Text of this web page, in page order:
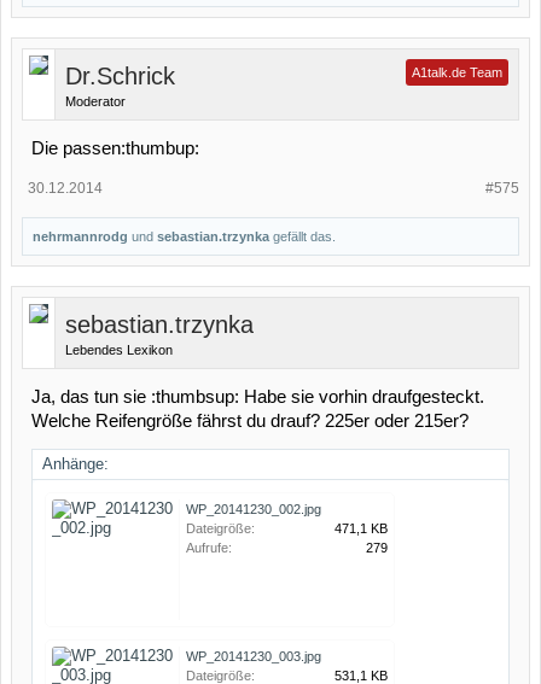
Dr.Schrick
Moderator
A1talk.de Team
Die passen:thumbup:
#575
30.12.2014
nehrmannrodg und sebastian.trzynka gefällt das.
sebastian.trzynka
Lebendes Lexikon
Ja, das tun sie :thumbsup: Habe sie vorhin draufgesteckt.
Welche Reifengröße fährst du drauf? 225er oder 215er?
Anhänge:
WP_20141230_002.jpg
Dateigröße:
471,1 KB
Aufrufe:
279
WP_20141230_003.jpg
Dateigröße:
531,1 KB